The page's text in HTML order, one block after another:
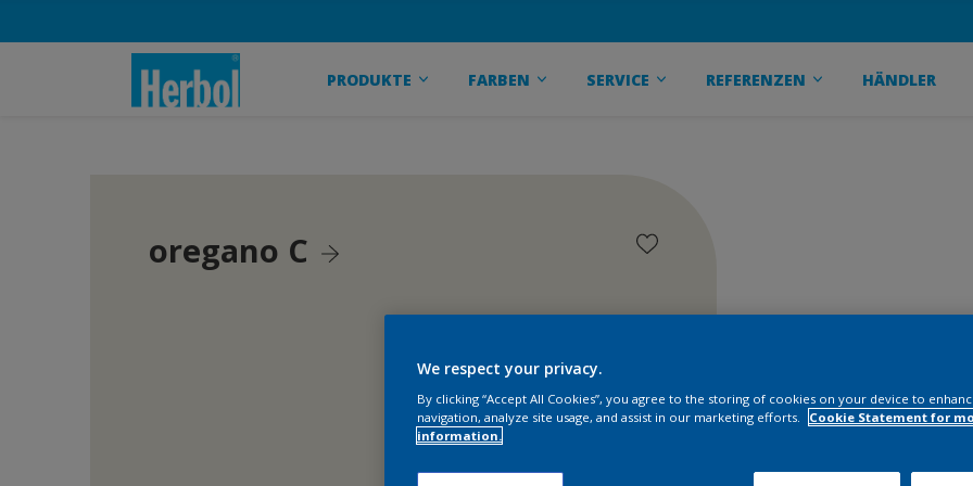
PRODUKTE FARBEN SERVICE REFERENZEN HÄNDLER
oregano C
We respect your privacy.
By clicking “Accept All Cookies”, you agree to the storing of cookies on your device to
navigation, analyze site usage, and assist in our marketing efforts.
Cookie Statement for
information.